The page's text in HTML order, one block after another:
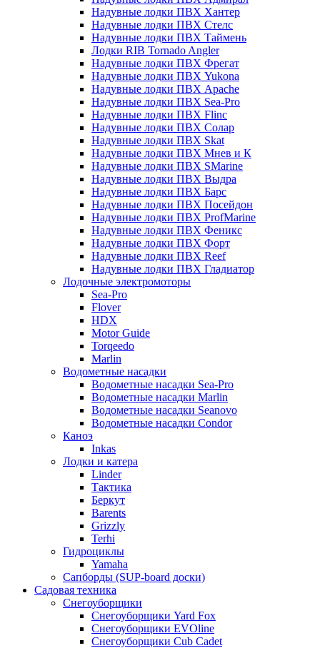
Надувные лодки ПВХ Хантер
Надувные лодки ПВХ Стелс
Надувные лодки ПВХ Таймень
Лодки RIB Tornado Angler
Надувные лодки ПВХ Фрегат
Надувные лодки ПВХ Yukona
Надувные лодки ПВХ Apache
Надувные лодки ПВХ Sea-Pro
Надувные лодки ПВХ Flinc
Надувные лодки ПВХ Солар
Надувные лодки ПВХ Skat
Надувные лодки ПВХ Мнев и К
Надувные лодки ПВХ SMarine
Надувные лодки ПВХ Выдра
Надувные лодки ПВХ Барс
Надувные лодки ПВХ Посейдон
Надувные лодки ПВХ ProfMarine
Надувные лодки ПВХ Феникс
Надувные лодки ПВХ Форт
Надувные лодки ПВХ Reef
Надувные лодки ПВХ Гладиатор
Лодочные электромоторы
Sea-Pro
Flover
HDX
Motor Guide
Torqeedo
Marlin
Водометные насадки
Водометные насадки Sea-Pro
Водометные насадки Marlin
Водометные насадки Seanovo
Водометные насадки Condor
Каноэ
Inkas
Лодки и катера
Linder
Тактика
Беркут
Barents
Grizzly
Terhi
Гидроциклы
Yamaha
Сапборды (SUP-board доски)
Садовая техника
Снегоуборщики
Снегоуборщики Yard Fox
Снегоуборщики EVOline
Снегоуборщики Cub Cadet